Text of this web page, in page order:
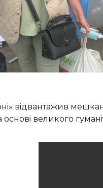
вiдвантажив
великого